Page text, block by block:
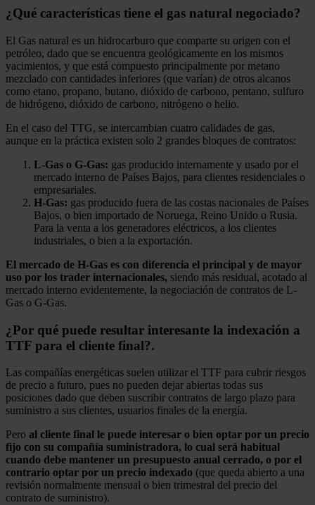
¿Qué características tiene el gas natural negociado?
El Gas natural es un hidrocarburo que comparte su origen con el
petróleo, dado que se encuentra geológicamente en los mismos
yacimientos, y que está compuesto principalmente por metano
mezclado con cantidades inferiores (que varían) de otros alcanos
como etano, propano, butano, dióxido de carbono, pentano, sulfuro
de hidrógeno, dióxido de carbono, nitrógeno o helio.
En el caso del TTG, se intercambian cuatro calidades de gas,
aunque en la práctica existen solo 2 grandes bloques de contratos:
L-Gas o G-Gas: gas producido internamente y usado por el
mercado interno de Países Bajos, para clientes residenciales o
empresariales.
H-Gas: gas producido fuera de las costas nacionales de Países
Bajos, o bien importado de Noruega, Reino Unido o Rusia.
Para la venta a los generadores eléctricos, a los clientes
industriales, o bien a la exportación.
El mercado de H-Gas es con diferencia el principal y de mayor
uso por los trader internacionales, siendo más residual, acotado al
mercado interno evidentemente, la negociación de contratos de L-
Gas o G-Gas.
¿Por qué puede resultar interesante la indexación a
TTF para el cliente final?.
Las compañías energéticas suelen utilizar el TTF para cubrir riesgos
de precio a futuro, pues no pueden dejar abiertas todas sus
posiciones dado que deben suscribir contratos de largo plazo para
suministro a sus clientes, usuarios finales de la energía.
Pero al cliente final le puede interesar o bien optar por un precio
fijo con su compañía suministradora, lo cual será habitual
cuando debe mantener un presupuesto anual cerrado, o por el
contrario optar por un precio indexado (que queda abierto a una
revisión normalmente mensual o bien trimestral del precio del
contrato de suministro).